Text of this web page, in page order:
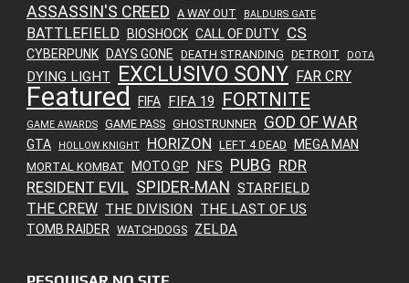
ASSASSIN'S CREED A WAY OUT BALDURS GATE
BATTLEFIELD BIOSHOCK CALL OF DUTY CS
CYBERPUNK DAYS GONE DEATH STRANDING DETROIT DOTA
DYING LIGHT EXCLUSIVO SONY FAR CRY
Featured FIFA FIFA 19 FORTNITE
GAME AWARDS GAME PASS GHOSTRUNNER GOD OF WAR
GTA HOLLOW KNIGHT HORIZON LEFT 4 DEAD MEGA MAN
MORTAL KOMBAT MOTO GP NFS PUBG RDR
RESIDENT EVIL SPIDER-MAN STARFIELD
THE CREW THE DIVISION THE LAST OF US
TOMB RAIDER WATCHDOGS ZELDA